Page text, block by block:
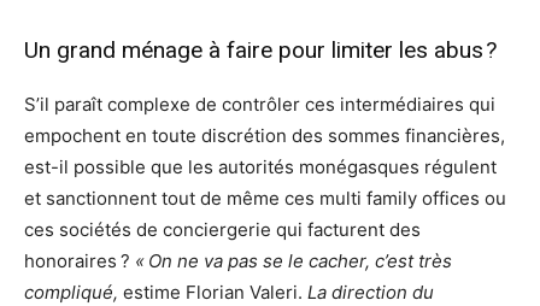
Un grand ménage à faire pour limiter les abus ?
S’il paraît complexe de contrôler ces intermédiaires qui
empochent en toute discrétion des sommes financières,
est-il possible que les autorités monégasques régulent
et sanctionnent tout de même ces multi family offices ou
ces sociétés de conciergerie qui facturent des
honoraires ? « On ne va pas se le cacher, c’est très
compliqué, estime Florian Valeri. La direction du